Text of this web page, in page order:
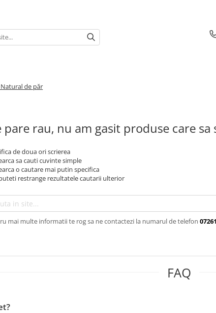
de păr
pare rau, nu am gasit produse care
de doua ori scrierea
sa cauti cuvinte simple
o cautare mai putin specifica
restrange rezultatele cautarii ulterior
mai multe informatii te rog sa ne contactezi la numarul de telefon
FAQ